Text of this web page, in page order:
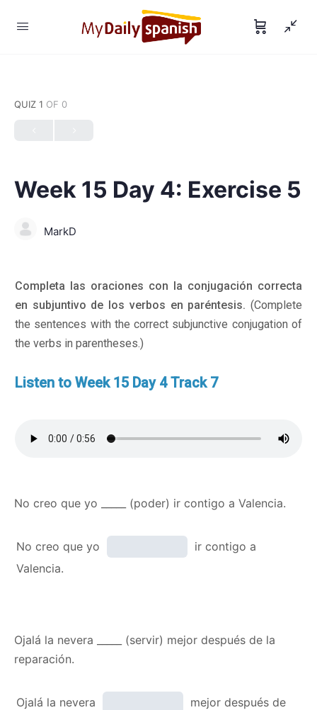
QUIZ 1 OF 0
Week 15 Day 4: Exercise 5
MarkD
Completa las oraciones con la conjugación correcta
en subjuntivo de los verbos en paréntesis. (Complete
the sentences with the correct subjunctive conjugation of
the verbs in parentheses.)
Listen to Week 15 Day 4 Track 7
No creo que yo _____ (poder) ir contigo a Valencia.
No creo que yo
ir contigo a
Valencia.
Ojalá la nevera _____ (servir) mejor después de la
reparación.
Ojalá la nevera
mejor después de